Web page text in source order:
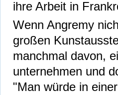
ihre Arbeit in
Wenn Angremy
großen
manchmal davon,
unternehmen und
"Man würde in